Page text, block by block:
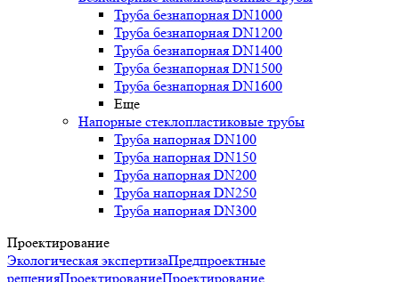
Труба безнапорная DN1000
Труба безнапорная DN1200
Труба безнапорная DN1400
Труба безнапорная DN1500
Труба безнапорная DN1600
Еще
Напорные стеклопластиковые трубы
Труба напорная DN100
Труба напорная DN150
Труба напорная DN200
Труба напорная DN250
Труба напорная DN300
Проектирование
Экологическая экспертизаПредпроектные
решенияПроектированиеПроектирование